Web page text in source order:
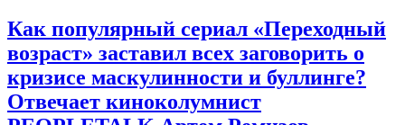
Как популярный сериал «Переходный
возраст» заставил всех заговорить о
кризисе маскулинности и буллинге?
Отвечает киноколумнист